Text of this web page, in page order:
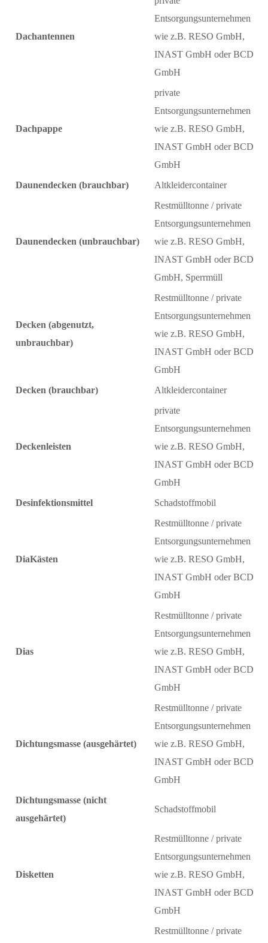
Dachantennen
Entsorgungsunternehmen
wie z.B. RESO GmbH,
INAST GmbH oder BCD
GmbH
Dachpappe
private
Entsorgungsunternehmen
wie z.B. RESO GmbH,
INAST GmbH oder BCD
GmbH
Daunendecken (brauchbar)
Altkleidercontainer
Daunendecken (unbrauchbar)
Restmülltonne / private
Entsorgungsunternehmen
wie z.B. RESO GmbH,
INAST GmbH oder BCD
GmbH, Sperrmüll
Decken (abgenutzt,
unbrauchbar)
Restmülltonne / private
Entsorgungsunternehmen
wie z.B. RESO GmbH,
INAST GmbH oder BCD
GmbH
Decken (brauchbar)
Altkleidercontainer
Deckenleisten
private
Entsorgungsunternehmen
wie z.B. RESO GmbH,
INAST GmbH oder BCD
GmbH
Desinfektionsmittel
Schadstoffmobil
DiaKästen
Restmülltonne / private
Entsorgungsunternehmen
wie z.B. RESO GmbH,
INAST GmbH oder BCD
GmbH
Dias
Restmülltonne / private
Entsorgungsunternehmen
wie z.B. RESO GmbH,
INAST GmbH oder BCD
GmbH
Dichtungsmasse (ausgehärtet)
Restmülltonne / private
Entsorgungsunternehmen
wie z.B. RESO GmbH,
INAST GmbH oder BCD
GmbH
Dichtungsmasse (nicht
ausgehärtet)
Schadstoffmobil
Disketten
Restmülltonne / private
Entsorgungsunternehmen
wie z.B. RESO GmbH,
INAST GmbH oder BCD
GmbH
Restmülltonne / private